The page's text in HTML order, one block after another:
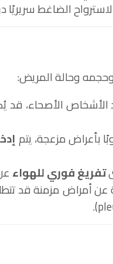
الضاغط سريريًا
وحجمه وحالة المريض:
الأصحاء، قد
بأعراض مزعجة، يتم
تفريغ فوري للهواء
عن أمراض مزمنة قد